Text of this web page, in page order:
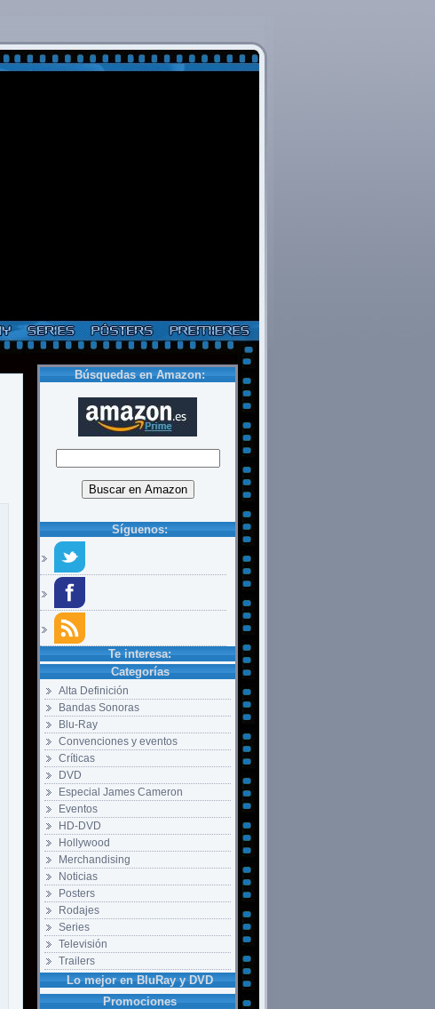
Búsquedas en Amazon:
Síguenos:
Te interesa:
Categorías
Alta Definición
Bandas Sonoras
Blu-Ray
Convenciones y eventos
Críticas
DVD
Especial James Cameron
Eventos
HD-DVD
Hollywood
Merchandising
Noticias
Posters
Rodajes
Series
Televisión
Trailers
Lo mejor en BluRay y DVD
Promociones